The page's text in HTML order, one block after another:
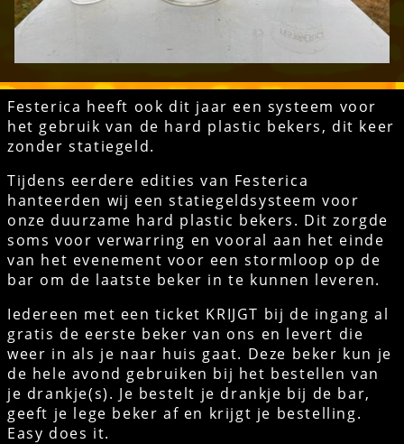
Festerica heeft ook dit jaar een systeem voor
het gebruik van de hard plastic bekers, dit keer
zonder statiegeld.
Tijdens eerdere edities van Festerica
hanteerden wij een statiegeldsysteem voor
onze duurzame hard plastic bekers. Dit zorgde
soms voor verwarring en vooral aan het einde
van het evenement voor een stormloop op de
bar om de laatste beker in te kunnen leveren.
Iedereen met een ticket KRIJGT bij de ingang al
gratis de eerste beker van ons en levert die
weer in als je naar huis gaat. Deze beker kun je
de hele avond gebruiken bij het bestellen van
je drankje(s). Je bestelt je drankje bij de bar,
geeft je lege beker af en krijgt je bestelling.
Easy does it.